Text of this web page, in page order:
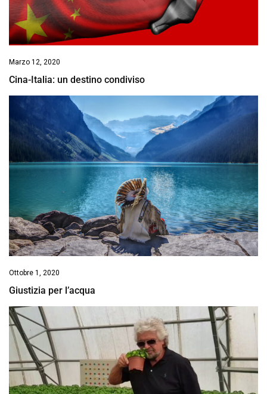
Marzo 12, 2020
Cina-Italia: un destino condiviso
Ottobre 1, 2020
Giustizia per l’acqua